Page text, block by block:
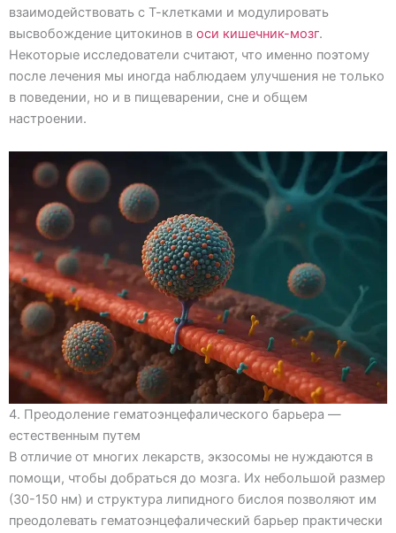
взаимодействовать с Т-клетками и модулировать
высвобождение цитокинов в оси кишечник-мозг.
Некоторые исследователи считают, что именно поэтому
после лечения мы иногда наблюдаем улучшения не только
в поведении, но и в пищеварении, сне и общем
настроении.
4. Преодоление гематоэнцефалического барьера —
естественным путем
В отличие от многих лекарств, экзосомы не нуждаются в
помощи, чтобы добраться до мозга. Их небольшой размер
(30-150 нм) и структура липидного бислоя позволяют им
преодолевать гематоэнцефалический барьер практически